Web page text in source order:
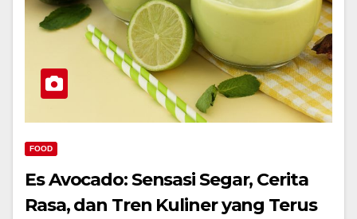
FOOD
Es Avocado: Sensasi Segar, Cerita
Rasa, dan Tren Kuliner yang Terus